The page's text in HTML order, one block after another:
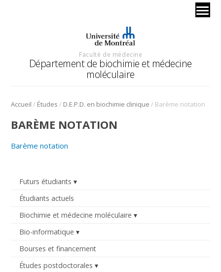
Faculté de médecine
Département de biochimie et médecine
moléculaire
Accueil / Études / D.E.P.D. en biochimie clinique / Barème notation
Futurs étudiants
Étudiants actuels
Biochimie et médecine moléculaire
Bio-informatique
Bourses et financement
Études postdoctorales
BARÈME NOTATION
Barème notation